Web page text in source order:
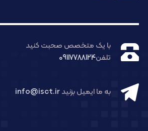
با یک متخصص صحبت کنید
تلفن09117788124
به ما ایمیل بزنیدinfo@isct.ir